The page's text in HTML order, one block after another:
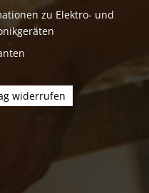
zu Elektro- und
widerrufen